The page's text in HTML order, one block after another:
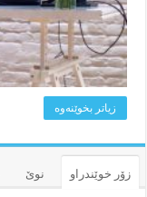
زیاتر بخوێنه‌وه‌
زۆر خوێندراو نوێ